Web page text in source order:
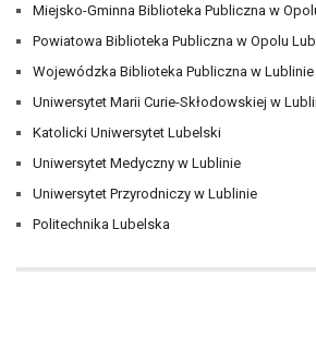
Miejsko-Gminna Biblioteka Publiczna w
Powiatowa Biblioteka Publiczna w Opolu
Wojewódzka Biblioteka Publiczna w Lublinie
Uniwersytet Marii Curie-Skłodowskiej w
Katolicki Uniwersytet Lubelski
Uniwersytet Medyczny w Lublinie
Uniwersytet Przyrodniczy w Lublinie
Politechnika Lubelska